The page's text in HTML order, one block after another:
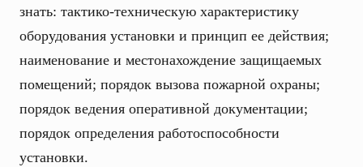
знать: тактико-техническую характеристику
оборудования установки и принцип ее действия;
наименование и местонахождение защищаемых
помещений; порядок вызова пожарной охраны;
порядок ведения оперативной документации;
порядок определения работоспособности
установки.